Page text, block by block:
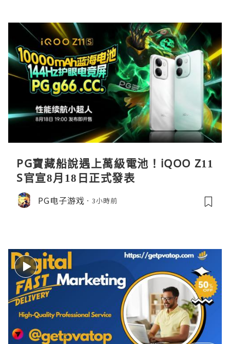
PG寶藏船說遇上萬級電池！iQOO Z11
S官宣8月18日正式發表
PG电子游戏 3小時前